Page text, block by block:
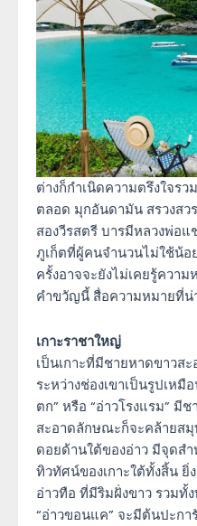
ต่างก็กำเนิดความตรึงใจร
ตลอด มุกอันดามัน สรวงสว
สองวีรสตรี บารมีหลวงพ่อ
ภูเก็ตที่ผู้คนจำนวนไม่ใช้น้อ
ครั้งอาจจะยังไม่เคยรู้ควา
คำขวัญนี้ สื่อความหมายที่น่
เกาะราชาใหญ่
เป็นเกาะที่มีชายหาดขาวส
ระหว่างช่องเขาเป็นรูปเหมื
ตก” หรือ “อ่าวโรงแรม” มี
สะอาดลักษณะก็จะคล้ายส
ดอยด้านใต้ของอ่าว มีจุดส
ทิวทัศน์ของเกาะใต้ทั้งสิ้น ยิ่
อ่าวทือ ที่มีริมฝั่งขาว รวมทั้
“อ่าวขอนแค” จะมีต้นปะกา